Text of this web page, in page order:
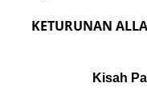
KETURUNAN
Kisah